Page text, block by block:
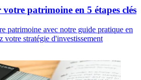
patrimoine en 5 étapes clés
patrimoine avec notre guide pratique en
votre stratégie d'investissement